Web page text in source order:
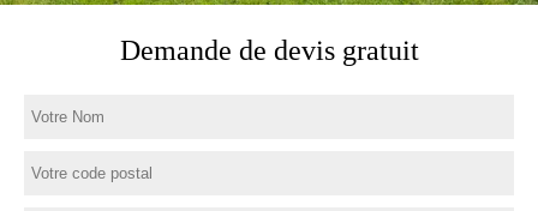
Demande de devis gratuit